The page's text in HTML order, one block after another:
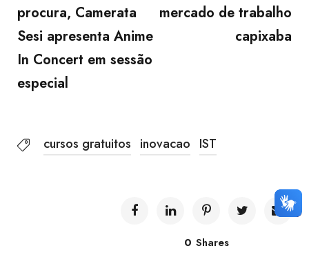
procura, Camerata
Sesi apresenta Anime
In Concert em sessão
especial
mercado de trabalho
capixaba
cursos gratuitos inovacao IST
0 Shares